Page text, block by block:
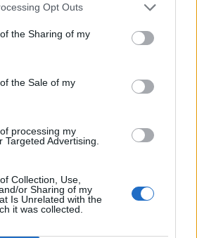
Opt Outs
the Sharing of my
the Sale of my
processing my
Targeted Advertising.
Collection, Use,
or Sharing of my
Is Unrelated with the
it was collected.
a marketing, média és PR
ahol átlagosan száz feletti
állásra.